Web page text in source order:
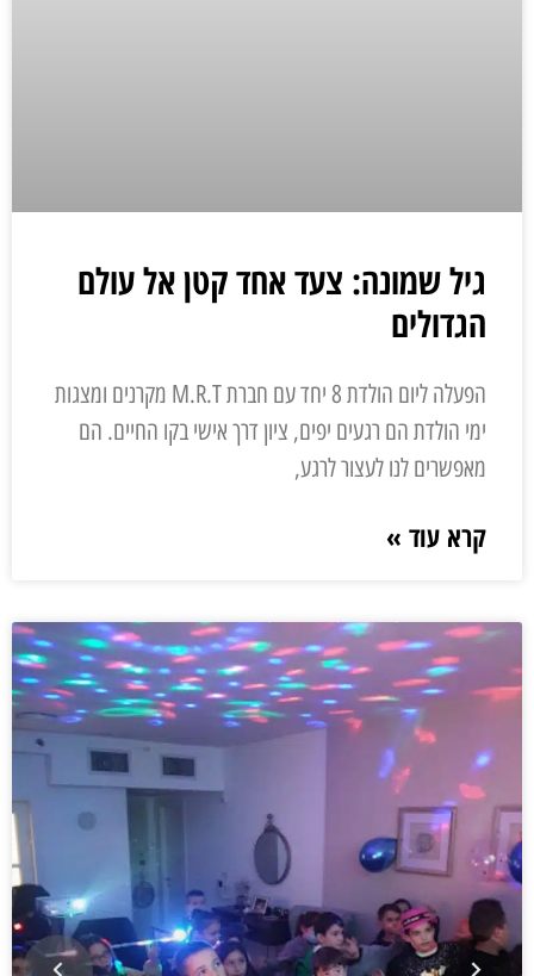
​גיל שמונה: צעד אחד קטן אל עולם
הגדולים
הפעלה ליום הולדת 8 יחד עם חברת M.R.T מקרנים ומצגות
ימי הולדת הם רגעים יפים, ציון דרך אישי בקו החיים. הם
מאפשרים לנו לעצור לרגע,
קרא עוד »